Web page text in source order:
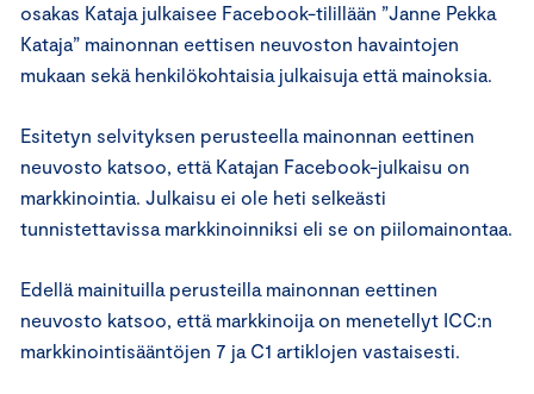
osakas Kataja julkaisee Facebook-tilillään ”Janne Pekka
Kataja” mainonnan eettisen neuvoston havaintojen
mukaan sekä henkilökohtaisia julkaisuja että mainoksia.
Esitetyn selvityksen perusteella mainonnan eettinen
neuvosto katsoo, että Katajan Facebook-julkaisu on
markkinointia. Julkaisu ei ole heti selkeästi
tunnistettavissa markkinoinniksi eli se on piilomainontaa.
Edellä mainituilla perusteilla mainonnan eettinen
neuvosto katsoo, että markkinoija on menetellyt ICC:n
markkinointisääntöjen 7 ja C1 artiklojen vastaisesti.